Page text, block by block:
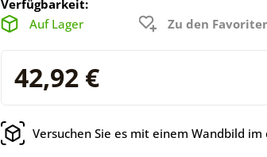
Verfügbarkeit:
Auf Lager
Zu den
42,92 €
Versuchen Sie es mit einem Wandbild